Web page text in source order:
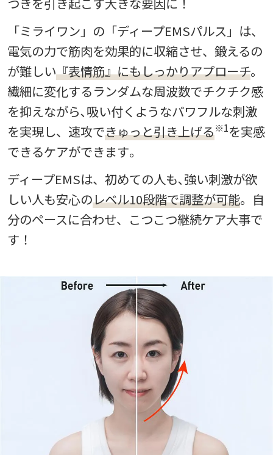
「ミライワン」の「ディープEMSパルス」は、
電気の力で筋肉を効果的に収縮させ、鍛えるの
が難しい『表情筋』にもしっかりアプローチ。
繊細に変化するランダムな周波数でチクチク感
を抑えながら､吸い付くようなパワフルな刺激
を実現し、速攻できゅっと引き上げる※1を実感
できるケアができます｡
ディープEMSは、初めての人も､強い刺激が欲
しい人も安心のレベル10段階で調整が可能。自
分のペースに合わせ、こつこつ継続ケア大事で
す！